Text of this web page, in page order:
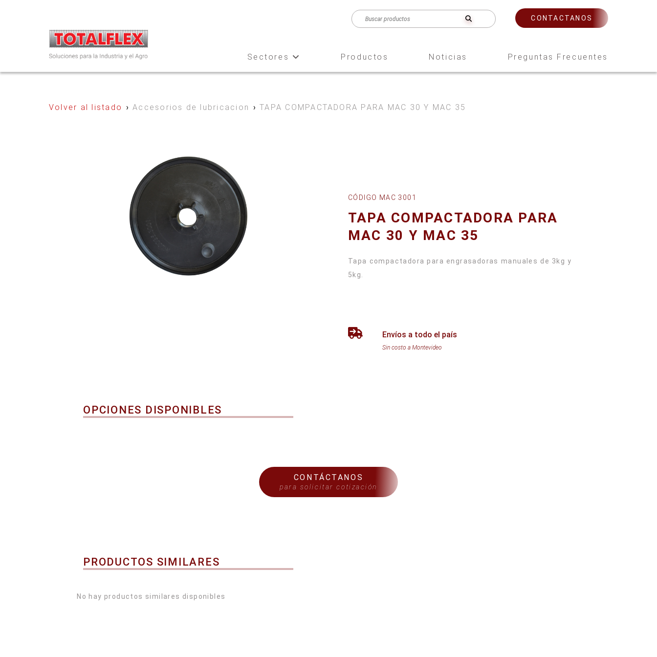
CONTACTANOS
Sectores Productos Noticias Preguntas Frecuentes
Volver al listado ›Accesorios de lubricacion ›TAPA COMPACTADORA PARA MAC 30 Y MAC 35
CÓDIGO MAC 3001
TAPA COMPACTADORA PARA
MAC 30 Y MAC 35
Tapa compactadora para engrasadoras manuales de 3kg y
5kg.
Envíos a todo el país
Sin costo a Montevideo
OPCIONES DISPONIBLES
CONTÁCTANOS
para solicitar cotización
PRODUCTOS SIMILARES
No hay productos similares disponibles